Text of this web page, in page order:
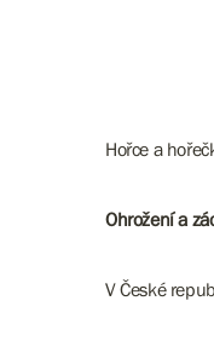
Hořce a
Ohrožení a
V České